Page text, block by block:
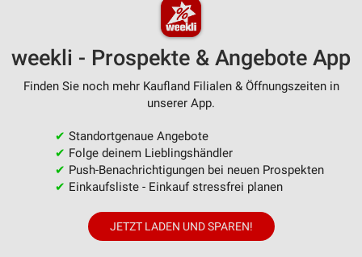
weekli - Prospekte & Angebote App
Finden Sie noch mehr Kaufland Filialen & Öffnungszeiten in
unserer App.
✔ Standortgenaue Angebote
✔ Folge deinem Lieblingshändler
✔ Push-Benachrichtigungen bei neuen Prospekten
✔ Einkaufsliste - Einkauf stressfrei planen
JETZT LADEN UND SPAREN!